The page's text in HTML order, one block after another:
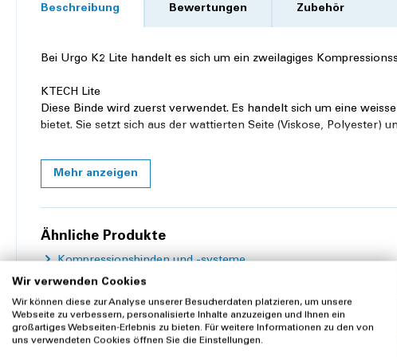
Beschreibung Bewertungen Zubehör
Bei Urgo K2 Lite handelt es sich um ein zweilagiges
KTECH Lite
Diese Binde wird zuerst verwendet. Es handelt sich um eine
bietet. Sie setzt sich aus der wattierten Seite (Viskose, Polyester)
KPRESS Lite
Bei der zweiten Binde handelt es sich um eine kohäsive,
setzt sich aus Polyacryl, Polyamid, Elastan sowie einer kohäsiven
Eigenschaften von Urgo K2 Lite
Ödemreduktion
Einfache Anwendung dank PresSure System
Hoher Tragkomfort Tag und Nacht, was zu einer grösseren
Mehr anzeigen
Ähnliche Produkte
Kompressionsbinden und -systeme
Wir verwenden Cookies
Wir können diese zur Analyse unserer Besucherdaten platzieren, um unsere
Webseite zu verbessern, personalisierte Inhalte anzuzeigen und Ihnen ein
großartiges Webseiten-Erlebnis zu bieten. Für weitere Informationen zu den von
uns verwendeten Cookies öffnen Sie die Einstellungen.